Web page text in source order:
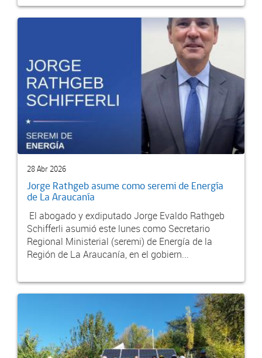
28 Abr 2026
Jorge Rathgeb asume como seremi de Energía
de La Araucanía
El abogado y exdiputado Jorge Evaldo Rathgeb
Schifferli asumió este lunes como Secretario
Regional Ministerial (seremi) de Energía de la
Región de La Araucanía, en el gobiern...